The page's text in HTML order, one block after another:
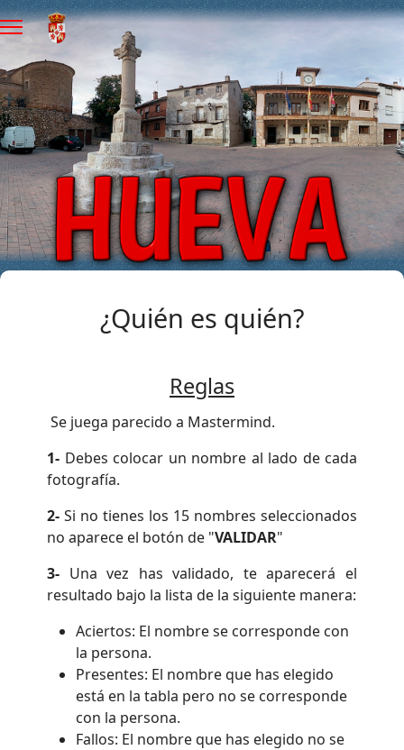
¿Quién es quién?
Reglas
Se juega parecido a Mastermind.
1- Debes colocar un nombre al lado de cada
fotografía.
2- Si no tienes los 15 nombres seleccionados
no aparece el botón de "VALIDAR"
3- Una vez has validado, te aparecerá el
resultado bajo la lista de la siguiente manera:
Aciertos: El nombre se corresponde con
la persona.
Presentes: El nombre que has elegido
está en la tabla pero no se corresponde
con la persona.
Fallos: El nombre que has elegido no se